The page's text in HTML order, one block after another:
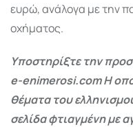
ευρώ, ανάλογα με την
οχήματος.
Υποστηρίξτε την
e-enimerosi.com Η
θέματα του
σελίδα φτιαγμένη με